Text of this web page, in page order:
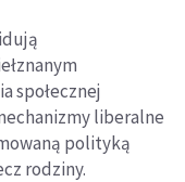
społecznej
liberalne
polityką
rodziny.